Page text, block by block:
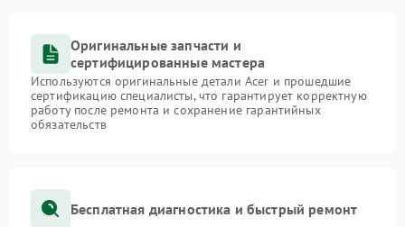
Оригинальные запчасти и
сертифицированные мастера
Используются оригинальные детали Acer и прошедшие
сертификацию специалисты, что гарантирует корректную
работу после ремонта и сохранение гарантийных
обязательств
Бесплатная диагностика и быстрый ремонт